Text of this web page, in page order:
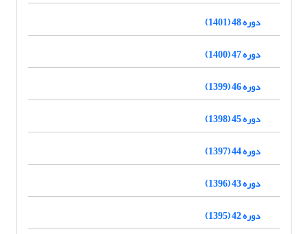
دوره 48 (1401)
دوره 47 (1400)
دوره 46 (1399)
دوره 45 (1398)
دوره 44 (1397)
دوره 43 (1396)
دوره 42 (1395)